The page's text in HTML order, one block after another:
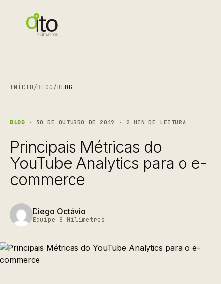
INÍCIO/BLOG/BLOG
BLOG · 30 DE OUTUBRO DE 2019 · 2 MIN DE LEITURA
Principais Métricas do
YouTube Analytics para o e-
commerce
Diego Octávio
Equipe 8 Milímetros